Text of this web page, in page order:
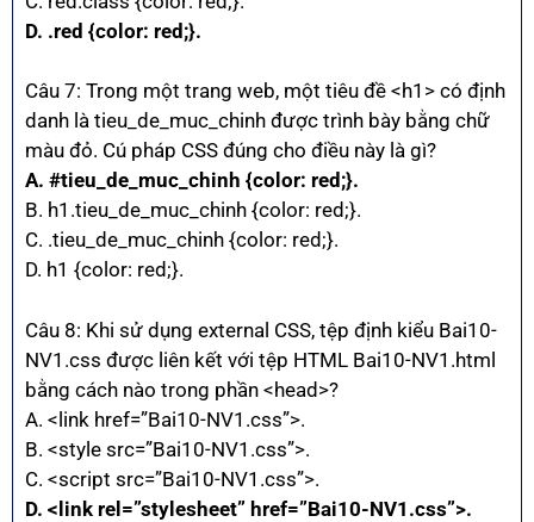
D. .red {color: red;}.
Câu 7: Trong một trang web, một tiêu đề <h1> có định
danh là tieu_de_muc_chinh được trình bày bằng chữ
màu đỏ. Cú pháp CSS đúng cho điều này là gì?
A. #tieu_de_muc_chinh {color: red;}.
B. h1.tieu_de_muc_chinh {color: red;}.
C. .tieu_de_muc_chinh {color: red;}.
D. h1 {color: red;}.
Câu 8: Khi sử dụng external CSS, tệp định kiểu Bai10-
NV1.css được liên kết với tệp HTML Bai10-NV1.html
bằng cách nào trong phần <head>?
A. <link href=”Bai10-NV1.css”>.
B. <style src=”Bai10-NV1.css”>.
C. <script src=”Bai10-NV1.css”>.
D. <link rel=”stylesheet” href=”Bai10-NV1.css”>.